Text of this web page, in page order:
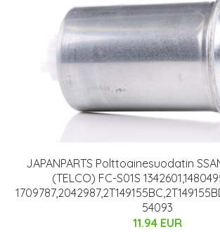
JAPANPARTS Polttoainesuodatin
(TELCO) FC-S01S
54093
11.94 EUR